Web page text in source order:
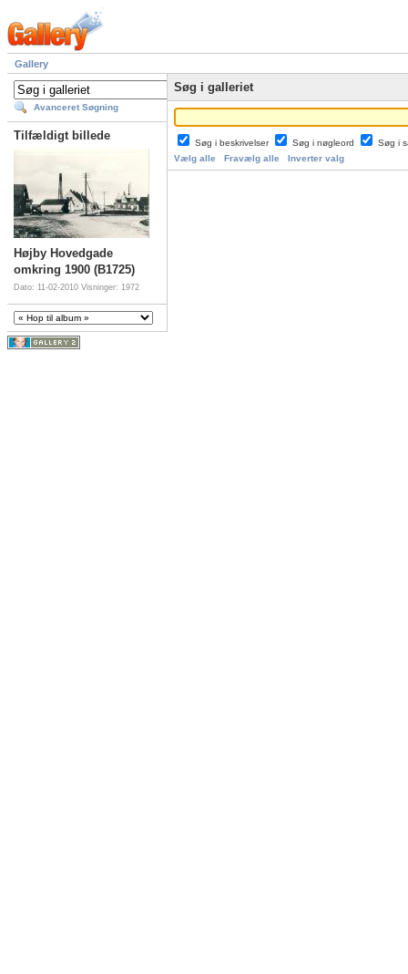
Gallery
Avanceret Søgning
Tilfældigt billede
Højby Hovedgade
omkring 1900 (B1725)
Dato: 11-02-2010 Visninger: 1972
Søg i galleriet
Søg i beskrivelser Søg i nøgleord
Søg i
Vælg alle
Fravælg alle Inverter valg